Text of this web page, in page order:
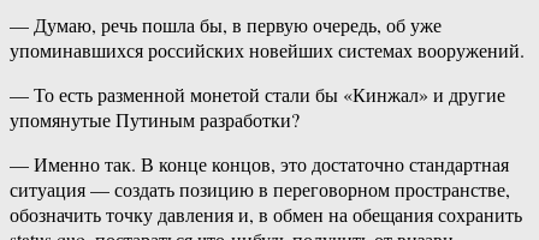
— Думаю, речь пошла бы, в первую очередь, об уже
упоминавшихся российских новейших системах вооружений.
— То есть разменной монетой стали бы «Кинжал» и другие
упомянутые Путиным разработки?
— Именно так. В конце концов, это достаточно стандартная
ситуация — создать позицию в переговорном пространстве,
обозначить точку давления и, в обмен на обещания сохранить